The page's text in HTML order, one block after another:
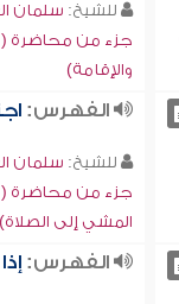
للشيخ: سلمان
جزء من محاضرة (
والإقامة)
الفهرس:
للشيخ: سلمان
جزء من محاضرة (
المشي إلى الصلاة)
الفهرس: